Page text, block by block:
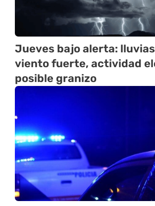
Jueves bajo alerta:
viento fuerte, actividad
posible granizo